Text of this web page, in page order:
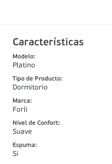
Características
Modelo:
Platino
Tipo de Producto:
Dormitorio
Marca:
Forli
Nivel de Confort:
Suave
Espuma:
Si